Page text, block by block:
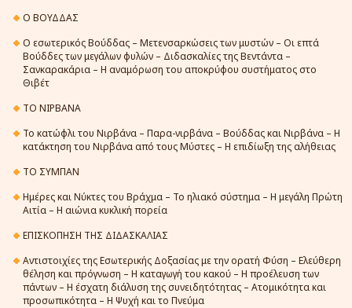
Ο ΒΟΥΔΔΑΣ
Ο εσωτερικός Βούδδας – Μετενσαρκώσεις των μυστών – Οι επτά
Βούδδες των μεγάλων φυλών – Διδασκαλίες της Βεντάντα –
Σανκαρακάρια – Η αναμόρωση του αποκρύφου συστήματος στο
Θιβέτ
ΤΟ ΝΙΡΒΑΝΑ
Το κατώφλι του Νιρβάνα – Παρα-νιρβάνα – Βούδδας και Νιρβάνα – Η
κατάκτηση του Νιρβάνα από τους Μύστες – Η επιδίωξη της αλήθειας
ΤΟ ΣΥΜΠΑΝ
Ημέρες και Νύκτες του Βράχμα – Το ηλιακό σύστημα – Η μεγάλη Πρώτη
Αιτία – Η αιώνια κυκλική πορεία
ΕΠΙΣΚΟΠΗΣΗ ΤΗΣ ΔΙΔΑΣΚΑΛΙΑΣ
Αντιστοιχίες της Εσωτερικής Δοξασίας με την ορατή Φύση – Ελεύθερη
θέληση και πρόγνωση – Η καταγωγή του κακού – Η προέλευση των
πάντων – Η έσχατη διάλυση της συνειδητότητας – Ατομικότητα και
προσωπικότητα – Η Ψυχή και το Πνεύμα